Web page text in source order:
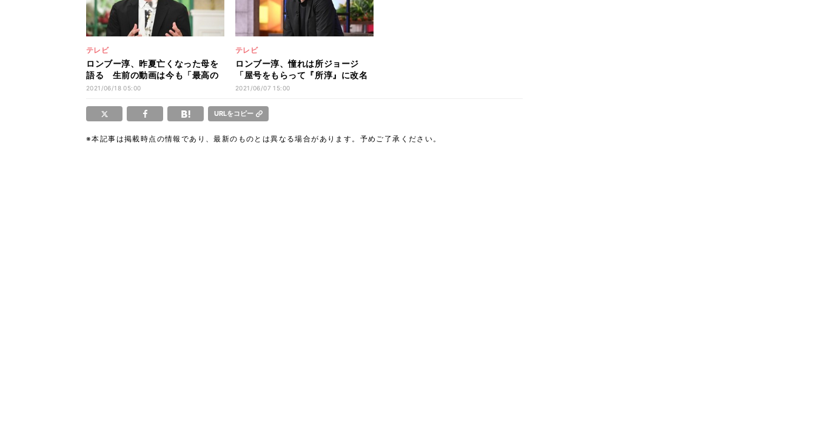
テレビ
ロンブー淳、昨夏亡くなった母を
語る 生前の動画は今も「最高の
贈り物」
2021/06/18 05:00
テレビ
ロンブー淳、憧れは所ジョージ
「屋号をもらって『所淳』に改名
したい」
2021/06/07 15:00
URLをコピー
※本記事は掲載時点の情報であり、最新のものとは異なる場合があります。予めご了承ください。